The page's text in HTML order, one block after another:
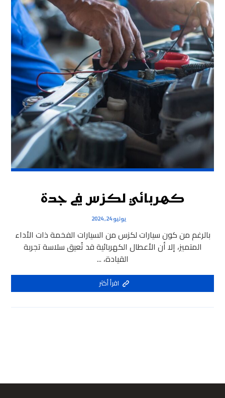
كهربائي لكزس في جدة
يوليو 24, 2024
بالرغم من كون سيارات لكزس من السيارات الفخمة ذات الأداء
المتميز، إلا أن الأعطال الكهربائية قد تُعيق سلاسة تجربة
القيادة، ...
اقرأ أكثر